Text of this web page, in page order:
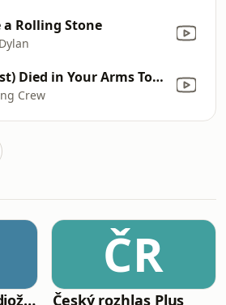
a Rolling Stone
(I Just) Died in Your Arms Tonight
Crew
Český rozhlas Radiožurnál
ČR
Český rozhlas Plus